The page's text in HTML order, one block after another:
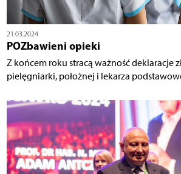
21.03.2024
POZbawieni opieki
Z końcem roku stracą ważność deklaracje
pielęgniarki, położnej i lekarza